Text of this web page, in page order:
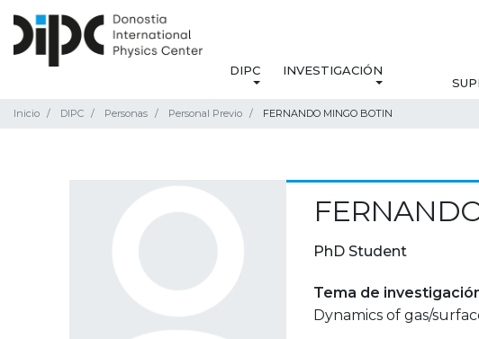
DIPC INVESTIGACIÓN
Inicio DIPC Personas Personal Previo FERNANDO MINGO BOTIN
PhD Student
Tema de
Dynamics of gas/